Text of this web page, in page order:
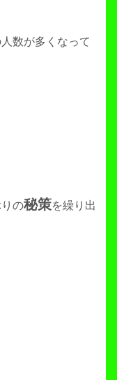
数が多くなって
の秘策を繰り出